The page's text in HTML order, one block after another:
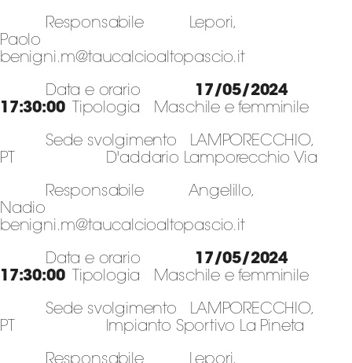
Responsabile Lepori,
Paolo
benigni.m@taucalcioaltopascio.it
Data e orario 17/05/2024
17:30:00Tipologia Maschile e femminile
Sede svolgimento LAMPORECCHIO,
PT D'addario Lamporecchio Via
Responsabile Angelillo,
Nadio
benigni.m@taucalcioaltopascio.it
Data e orario 17/05/2024
17:30:00Tipologia Maschile e femminile
Sede svolgimento LAMPORECCHIO,
PT Impianto Sportivo La Pineta